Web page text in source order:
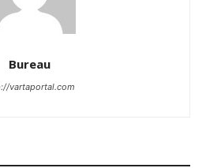
Bureau
vartaportal.com